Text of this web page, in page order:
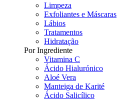
Limpeza
Exfoliantes e Máscaras
Lábios
Tratamentos
Hidratação
Por Ingrediente
Vitamina C
Ácido Hialurónico
Aloé Vera
Manteiga de Karité
Ácido Salicílico